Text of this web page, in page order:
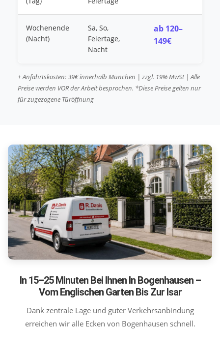
Wochenende
(Nacht)
Sa, So,
Feiertage,
Nacht
ab 120–
149€
+ Anfahrtskosten: 39€ innerhalb München | zzgl. 19% MwSt | Alle
Preise werden VOR der Arbeit besprochen. *Diese Preise gelten nur
für zugezogene Türöffnung
In 15–25 Minuten Bei Ihnen In Bogenhausen –
Vom Englischen Garten Bis Zur Isar
Dank zentrale Lage und guter Verkehrsanbindung
erreichen wir alle Ecken von Bogenhausen schnell.